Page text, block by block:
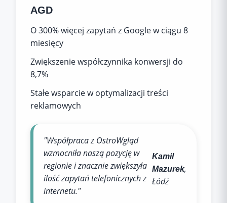
AGD
O 300% więcej zapytań z Google w ciągu 8
miesięcy
Zwiększenie współczynnika konwersji do
8,7%
Stałe wsparcie w optymalizacji treści
reklamowych
"Współpraca z OstroWgląd
wzmocniła naszą pozycję w
regionie i znacznie zwiększyła
ilość zapytań telefonicznych z
internetu."
Kamil
Mazurek,
Łódź